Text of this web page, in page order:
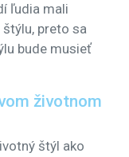
ľudia mali
preto sa
bude musieť
životnom
štýl ako